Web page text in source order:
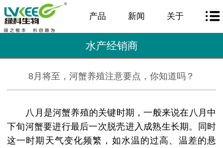
产品 新闻 关于
水产经销商
8月将至，河蟹养殖注意要点，你知道吗？
八月是河蟹养殖的关键时期，一般来说在八月中
下旬河蟹要进行最后一次脱壳进入成熟生长期。同时
这一时期天气变化频繁，如水温的过高、温差的悬